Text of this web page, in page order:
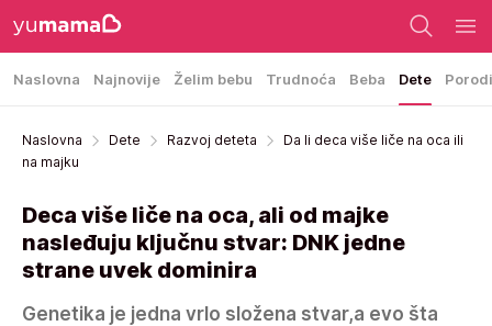
Naslovna Najnovije Želim bebu Trudnoća Beba Dete
Naslovna Dete Razvoj deteta
Da li deca više liče na oca ili
na majku
Deca više liče na oca, ali od majke
nasleđuju ključnu stvar: DNK jedne
strane uvek dominira
Genetika je jedna vrlo složena stvar,a evo šta